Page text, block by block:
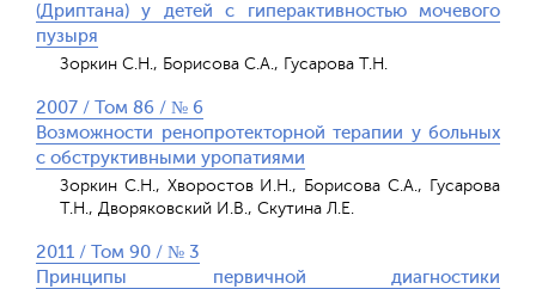
(Дриптана) у детей с гиперактивностью мочевого
пузыря
Зоркин С.Н., Борисова С.А., Гусарова Т.Н.
2007 / Том 86 / № 6
Возможности ренопротекторной терапии у больных
с обструктивными уропатиями
Зоркин С.Н., Хворостов И.Н., Борисова С.А., Гусарова
Т.Н., Дворяковский И.В., Скутина Л.Е.
2011 / Том 90 / № 3
Принципы первичной диагностики